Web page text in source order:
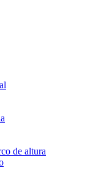
de altura